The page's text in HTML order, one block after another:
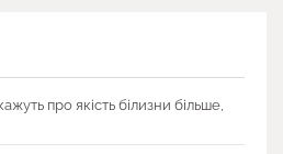
про якість білизни більше,